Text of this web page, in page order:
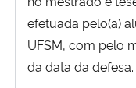
Ministério da Saúde
efetuada pelo(a)
UFSM, com pelo
da data da defesa.